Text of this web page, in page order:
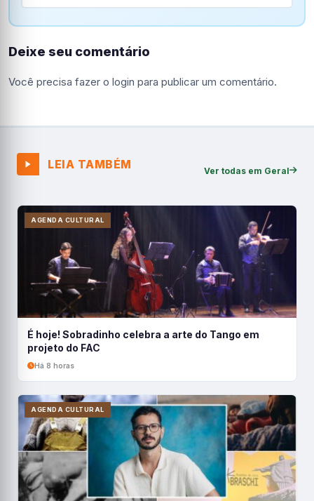
Deixe seu comentário
Você precisa fazer o login para publicar um comentário.
LEIA TAMBÉM Ver todas em Geral
AGENDA CULTURAL
É hoje! Sobradinho celebra a arte do Tango em
projeto do FAC
Há 8 horas
AGENDA CULTURAL